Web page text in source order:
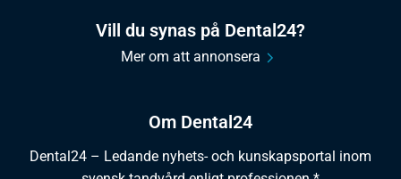
Om Dental24
Dental24 – Ledande nyhets- och kunskapsportal inom
Vill du synas på Dental24?
Mer om att annonsera